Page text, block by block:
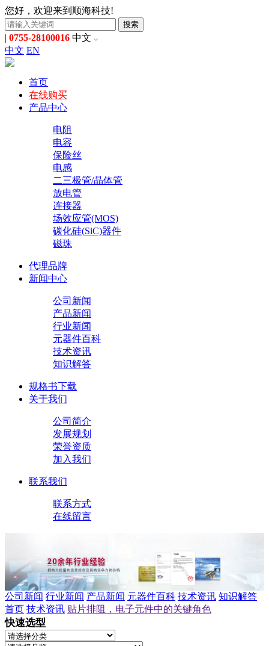
您好，欢迎来到顺海科技!
搜索
| 0755-28100016 中文
中文 EN
首页
在线购买
产品中心
电阻
电容
保险丝
电感
二三极管/晶体管
放电管
连接器
场效应管(MOS)
碳化硅(SiC)器件
磁珠
代理品牌
新闻中心
公司新闻
产品新闻
行业新闻
元器件百科
技术资讯
知识解答
规格书下载
关于我们
公司简介
发展规划
荣誉资质
加入我们
联系我们
联系方式
在线留言
公司新闻 行业新闻 产品新闻 元器件百科 技术资讯 知识解答
首页 技术资讯 贴片排阻，电子元件中的关键角色
快速选型